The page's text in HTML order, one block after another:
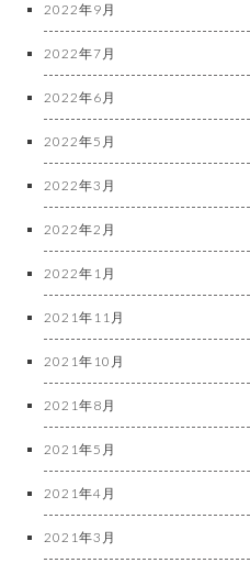
2022年9月
2022年7月
2022年6月
2022年5月
2022年3月
2022年2月
2022年1月
2021年11月
2021年10月
2021年8月
2021年5月
2021年4月
2021年3月